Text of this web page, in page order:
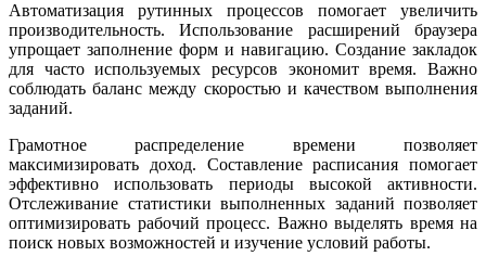
Автоматизация рутинных процессов помогает увеличить
производительность. Использование расширений браузера
упрощает заполнение форм и навигацию. Создание закладок
для часто используемых ресурсов экономит время. Важно
соблюдать баланс между скоростью и качеством выполнения
заданий.
Грамотное распределение времени позволяет
максимизировать доход. Составление расписания помогает
эффективно использовать периоды высокой активности.
Отслеживание статистики выполненных заданий позволяет
оптимизировать рабочий процесс. Важно выделять время на
поиск новых возможностей и изучение условий работы.